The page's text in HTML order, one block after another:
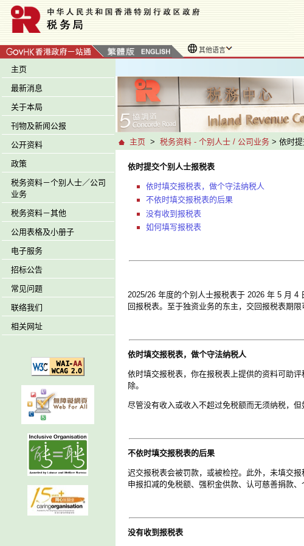
其他语言
主页
最新消息
关于本局
刊物及新闻公报
公开资料
政策
税务资料－个别人士／公司
业务
税务资料－其他
公用表格及小册子
电子服务
招标公告
常见问题
联络我们
相关网址
主页 > 税务资料 - 个别人士 / 公司业务 > 依时
依时提交个别人士报税表
依时填交报税表，做个守法纳税人
不依时填交报税表的后果
没有收到报税表
如何填写报税表
2025/26 年度的个别人士报税表于 2026 年 5 月
回报税表。至于独资业务的东主，交回报税表期
依时填交报税表，做个守法纳税人
依时填交报税表，你在报税表上提供的资料可助
除。
尽管没有收入或收入不超过免税额而无须纳税，
不依时填交报税表的后果
迟交报税表会被罚款，或被检控。此外，未填交
申报扣减的免税额、强积金供款、认可慈善捐款、
没有收到报税表